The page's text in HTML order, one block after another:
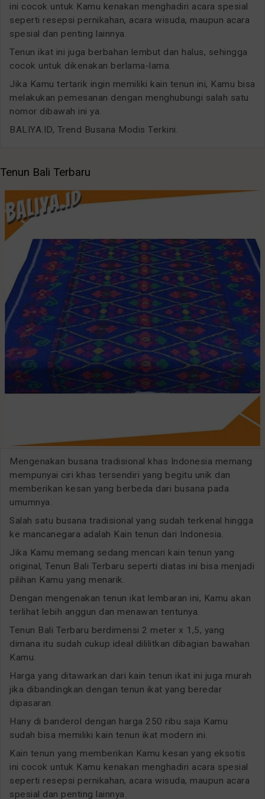
ini cocok untuk Kamu kenakan menghadiri acara spesial
seperti resepsi pernikahan, acara wisuda, maupun acara
spesial dan penting lainnya.
Tenun ikat ini juga berbahan lembut dan halus, sehingga
cocok untuk dikenakan berlama-lama.
Jika Kamu tertarik ingin memiliki kain tenun ini, Kamu bisa
melakukan pemesanan dengan menghubungi salah satu
nomor dibawah ini ya.
BALIYA.ID, Trend Busana Modis Terkini.
Tenun Bali Terbaru
Mengenakan busana tradisional khas Indonesia memang
mempunyai ciri khas tersendiri yang begitu unik dan
memberikan kesan yang berbeda dari busana pada
umumnya.
Salah satu busana tradisional yang sudah terkenal hingga
ke mancanegara adalah Kain tenun dari Indonesia.
Jika Kamu memang sedang mencari kain tenun yang
original, Tenun Bali Terbaru seperti diatas ini bisa menjadi
pilihan Kamu yang menarik.
Dengan mengenakan tenun ikat lembaran ini, Kamu akan
terlihat lebih anggun dan menawan tentunya.
Tenun Bali Terbaru berdimensi 2 meter x 1,5, yang
dimana itu sudah cukup ideal dililitkan dibagian bawahan
Kamu.
Harga yang ditawarkan dari kain tenun ikat ini juga murah
jika dibandingkan dengan tenun ikat yang beredar
dipasaran.
Hany di banderol dengan harga 250 ribu saja Kamu
sudah bisa memiliki kain tenun ikat modern ini.
Kain tenun yang memberikan Kamu kesan yang eksotis
ini cocok untuk Kamu kenakan menghadiri acara spesial
seperti resepsi pernikahan, acara wisuda, maupun acara
spesial dan penting lainnya.